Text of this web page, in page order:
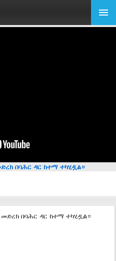
በባሕር ዳር ከተማ ተካሂዷል።
በባሕር ዳር ከተማ ተካሂዷል።